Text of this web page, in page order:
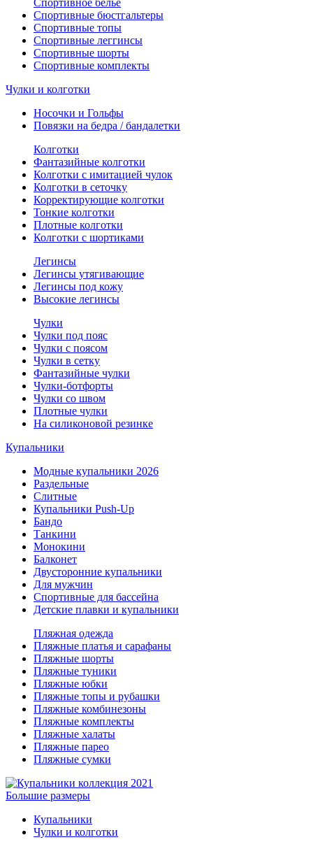
Спортивное белье
Спортивные бюстгальтеры
Спортивные топы
Спортивные леггинсы
Спортивные шорты
Спортивные комплекты
Чулки и колготки
Носочки и Гольфы
Повязки на бедра / бандалетки
Колготки
Фантазийные колготки
Колготки с имитацией чулок
Колготки в сеточку
Корректирующие колготки
Тонкие колготки
Плотные колготки
Колготки с шортиками
Легинсы
Легинсы утягивающие
Легинсы под кожу
Высокие легинсы
Чулки
Чулки под пояс
Чулки с поясом
Чулки в сетку
Фантазийные чулки
Чулки-ботфорты
Чулки со швом
Плотные чулки
На силиконовой резинке
Купальники
Модные купальники 2026
Раздельные
Слитные
Купальники Push-Up
Бандо
Танкини
Монокини
Балконет
Двусторонние купальники
Для мужчин
Спортивные для бассейна
Детские плавки и купальники
Пляжная одежда
Пляжные платья и сарафаны
Пляжные шорты
Пляжные туники
Пляжные юбки
Пляжные топы и рубашки
Пляжные комбинезоны
Пляжные комплекты
Пляжные халаты
Пляжные парео
Пляжные сумки
Большие размеры
Купальники
Чулки и колготки